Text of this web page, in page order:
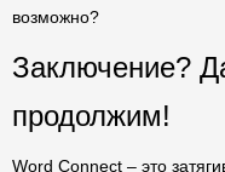
возможно?
Заключение?
продолжим!
Word Connect – это